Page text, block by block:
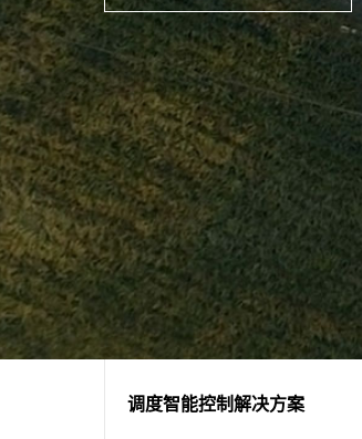
调度智能控制解决方案